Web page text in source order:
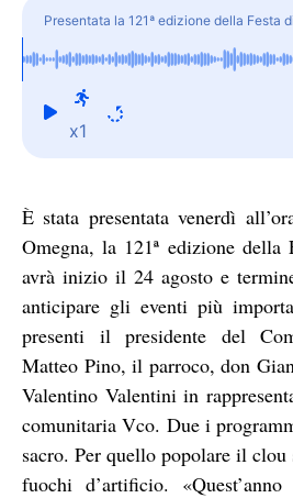
Presentata la 121ª edizione della Festa
Nutrito il programma
x1
È stata presentata venerdì
Omegna, la 121ª edizione
avrà inizio il 24 agosto e
anticipare gli eventi più
presenti il presidente del
Matteo Pino, il parroco, don
Valentino Valentini in
comunitaria Vco. Due i
sacro. Per quello popolare il clou
fuochi d’artificio.